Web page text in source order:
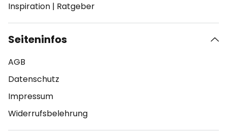
Inspiration | Ratgeber
Seiteninfos
AGB
Datenschutz
Impressum
Widerrufsbelehrung